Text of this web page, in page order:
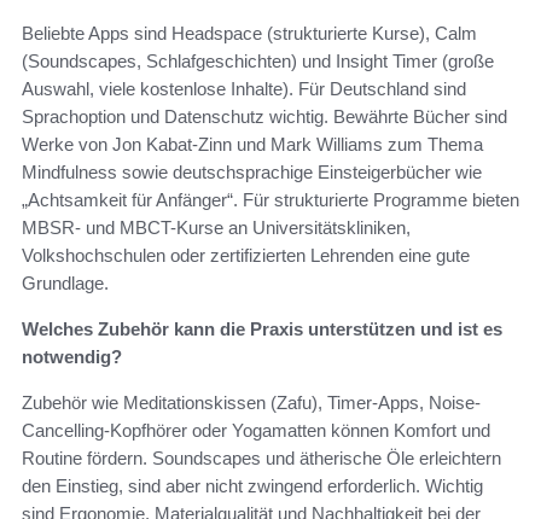
Beliebte Apps sind Headspace (strukturierte Kurse), Calm
(Soundscapes, Schlafgeschichten) und Insight Timer (große
Auswahl, viele kostenlose Inhalte). Für Deutschland sind
Sprachoption und Datenschutz wichtig. Bewährte Bücher sind
Werke von Jon Kabat-Zinn und Mark Williams zum Thema
Mindfulness sowie deutschsprachige Einsteigerbücher wie
„Achtsamkeit für Anfänger“. Für strukturierte Programme bieten
MBSR- und MBCT-Kurse an Universitätskliniken,
Volkshochschulen oder zertifizierten Lehrenden eine gute
Grundlage.
Welches Zubehör kann die Praxis unterstützen und ist es
notwendig?
Zubehör wie Meditationskissen (Zafu), Timer-Apps, Noise-
Cancelling-Kopfhörer oder Yogamatten können Komfort und
Routine fördern. Soundscapes und ätherische Öle erleichtern
den Einstieg, sind aber nicht zwingend erforderlich. Wichtig
sind Ergonomie, Materialqualität und Nachhaltigkeit bei der